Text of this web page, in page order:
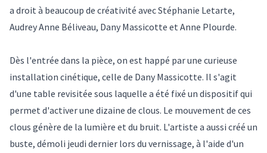
a droit à beaucoup de créativité avec Stéphanie Letarte,
Audrey Anne Béliveau, Dany Massicotte et Anne Plourde.
Dès l'entrée dans la pièce, on est happé par une curieuse
installation cinétique, celle de Dany Massicotte. Il s'agit
d'une table revisitée sous laquelle a été fixé un dispositif qui
permet d'activer une dizaine de clous. Le mouvement de ces
clous génère de la lumière et du bruit. L'artiste a aussi créé un
buste, démoli jeudi dernier lors du vernissage, à l'aide d'un